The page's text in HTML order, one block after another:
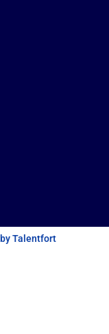
Talentfort